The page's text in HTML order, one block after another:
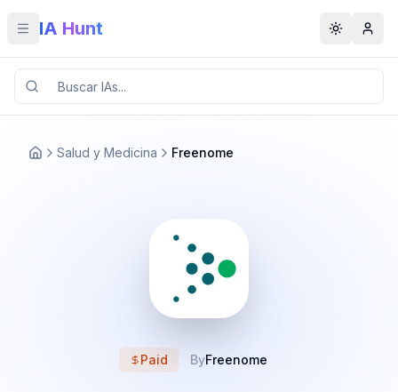
Toggle menu
IA Hunt Toggle
Salud y Medicina Freenome
Paid ByFreenome